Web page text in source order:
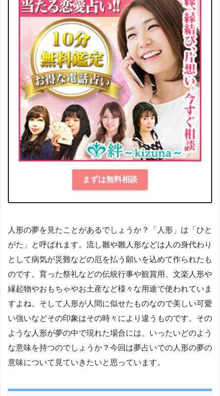
まずは無料相談
人形の夢を見たことがあるでしょうか？「人形」は「ひと
がた」と呼ばれます。流し雛や雛人形などは人の身代わり
として病気が災難などの厄を払う願いを込めて作られたも
のです。育った祭礼などの伝統行事や観賞用、文楽人形や
縁起物やおもちゃやお土産など様々な用途で使われていま
すよね。そして人形が人間に似せたものなので美しい可愛
い強いなどその印象はその時々により違うものです。その
ような人形が夢の中で現れた場合には、いったいどのよう
な意味を持つのでしょうか？今回は夢占いでの人形の夢の
意味について見ていきたいと思っています。